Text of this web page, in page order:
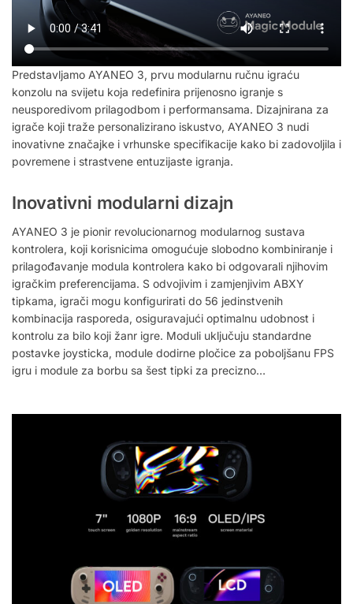
Predstavljamo AYANEO 3, prvu modularnu ručnu igraću
konzolu na svijetu koja redefinira prijenosno igranje s
neusporedivom prilagodbom i performansama. Dizajnirana za
igrače koji traže personalizirano iskustvo, AYANEO 3 nudi
inovativne značajke i vrhunske specifikacije kako bi zadovoljila i
povremene i strastvene entuzijaste igranja.
Inovativni modularni dizajn
AYANEO 3 je pionir revolucionarnog modularnog sustava
kontrolera, koji korisnicima omogućuje slobodno kombiniranje i
prilagođavanje modula kontrolera kako bi odgovarali njihovim
igračkim preferencijama. S odvojivim i zamjenjivim ABXY
tipkama, igrači mogu konfigurirati do 56 jedinstvenih
kombinacija rasporeda, osiguravajući optimalnu udobnost i
kontrolu za bilo koji žanr igre. Moduli uključuju standardne
postavke joysticka, module dodirne pločice za poboljšanu FPS
igru i module za borbu sa šest tipki za precizno…